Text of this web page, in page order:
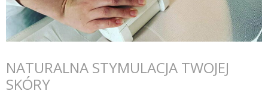
NATURALNA STYMULACJA TWOJEJ
SKÓRY